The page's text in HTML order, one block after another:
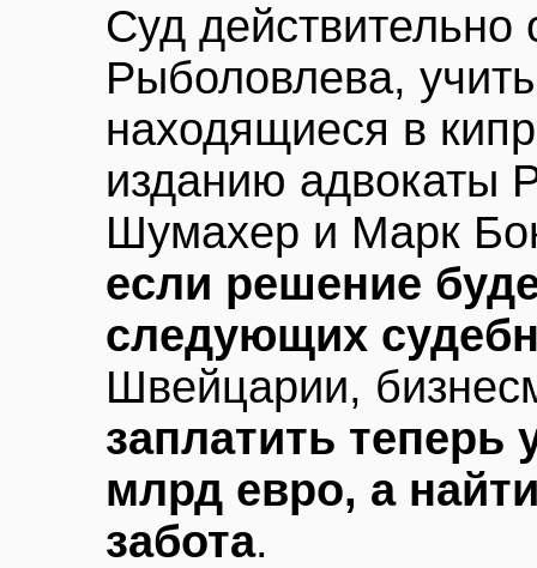
Суд действительно
Рыболовлева,
находящиеся в
изданию адвокаты
Шумахер и Марк
если решение
следующих
Швейцарии,
заплатить
млрд евро, а
забота.